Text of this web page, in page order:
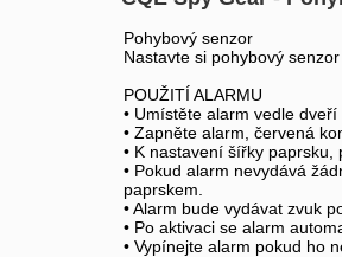
Pohybový senzor
Nastavte si pohybový
POUŽITÍ ALARMU
• Umístěte alarm vedle
• Zapněte alarm, červená
• K nastavení šířky
• Pokud alarm nevydává
paprskem.
• Alarm bude vydávat zvuk
• Po aktivaci se alarm
• Vypínejte alarm pokud ho